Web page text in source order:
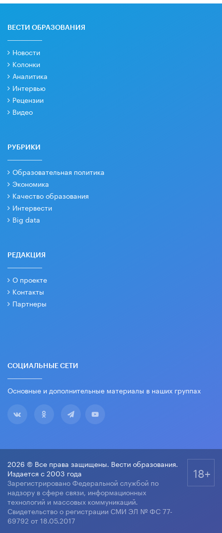
ВЕСТИ ОБРАЗОВАНИЯ
Новости
Колонки
Аналитика
Интервью
Рецензии
Видео
РУБРИКИ
Образовательная политика
Экономика
Качество образования
Интервести
Big data
РЕДАКЦИЯ
О проекте
Контакты
Партнеры
СОЦИАЛЬНЫЕ СЕТИ
Основные и дополнительные материалы в наших группах
2026 © Все права защищены. Вести образования.
Издается с 2003 года
Зарегистрировано Федеральной службой по
надзору в сфере связи, информационных
технологий и массовых коммуникаций.
Свидетельство о регистрации СМИ ЭЛ № ФС 77-
69792 от 18.05.2017
18+